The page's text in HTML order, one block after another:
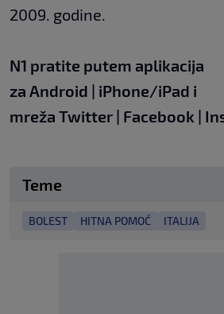
2009. godine.
N1 pratite putem aplikacija
za Android | iPhone/iPad i
mreža Twitter | Facebook |
Teme
BOLEST HITNA POMOĆ ITALIJA